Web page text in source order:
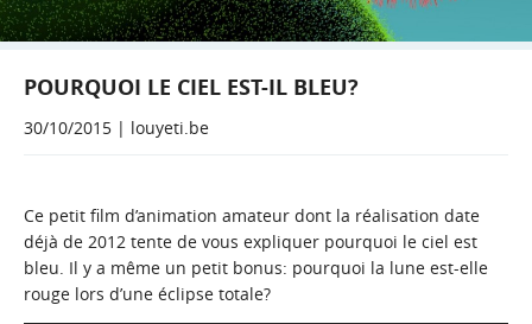
POURQUOI LE CIEL EST-IL BLEU?
30/10/2015 | louyeti.be
Ce petit film d’animation amateur dont la réalisation date
déjà de 2012 tente de vous expliquer pourquoi le ciel est
bleu. Il y a même un petit bonus: pourquoi la lune est-elle
rouge lors d’une éclipse totale?